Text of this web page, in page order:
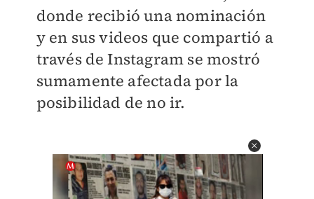
donde recibió una nominación
y en sus videos que compartió a
través de Instagram se mostró
sumamente afectada por la
posibilidad de no ir.